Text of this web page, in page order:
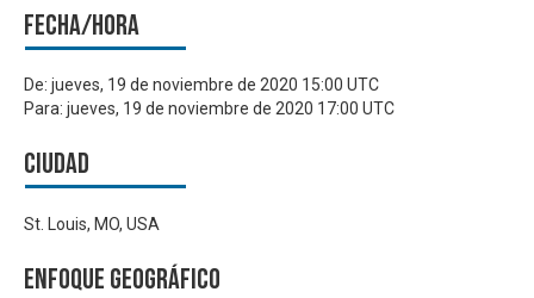
Fecha/hora
De: jueves, 19 de noviembre de 2020 15:00 UTC
Para: jueves, 19 de noviembre de 2020 17:00 UTC
Ciudad
St. Louis, MO, USA
Enfoque geográfico